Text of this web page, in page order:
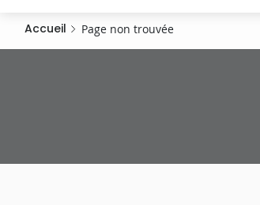
Accueil Page non trouvée